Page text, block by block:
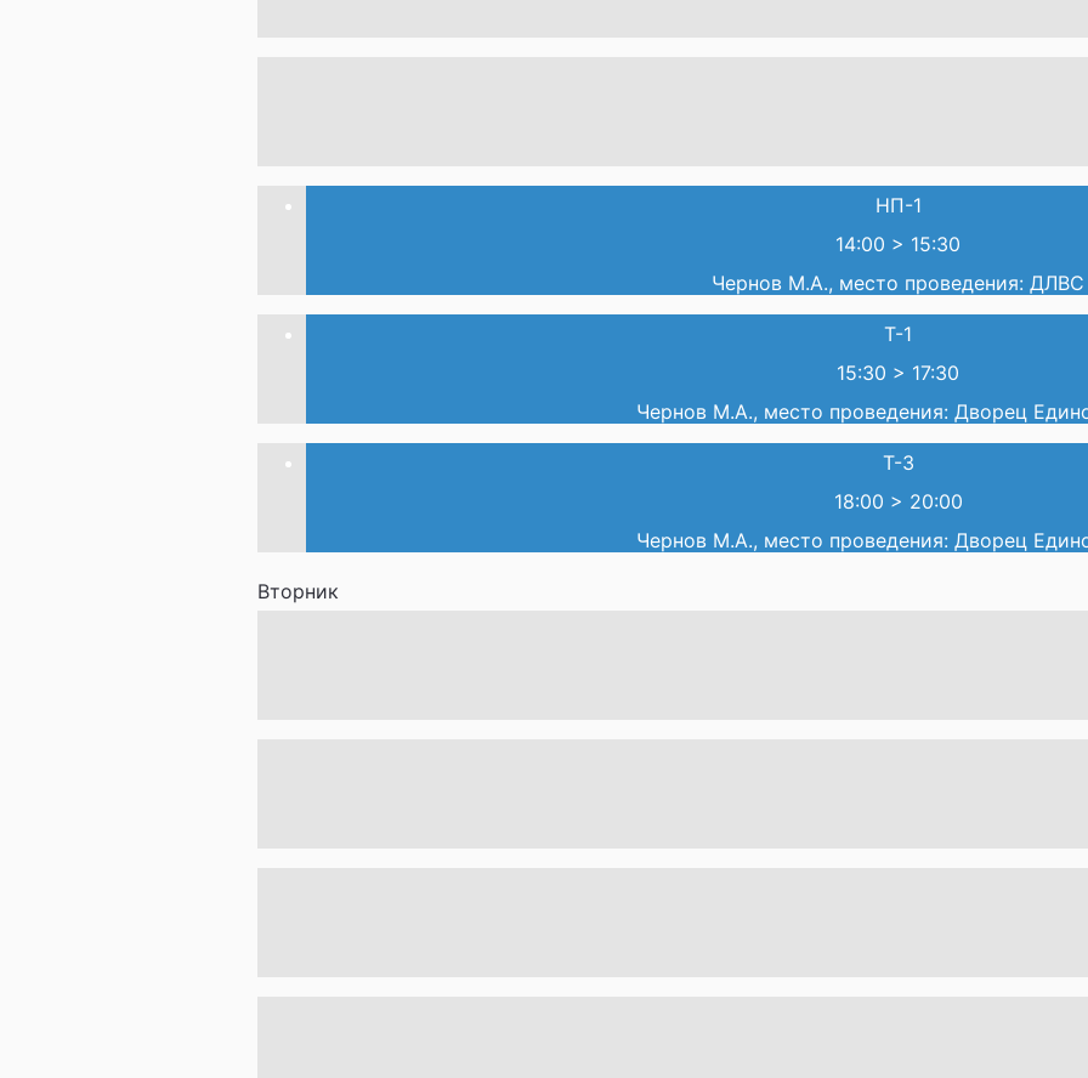
НП-1
14:00 > 15:30
Чернов М.А., место проведения: ДЛВС
Т-1
15:30 > 17:30
Чернов М.А., место проведения: Дворец
Т-3
18:00 > 20:00
Чернов М.А., место проведения: Дворец
Вторник